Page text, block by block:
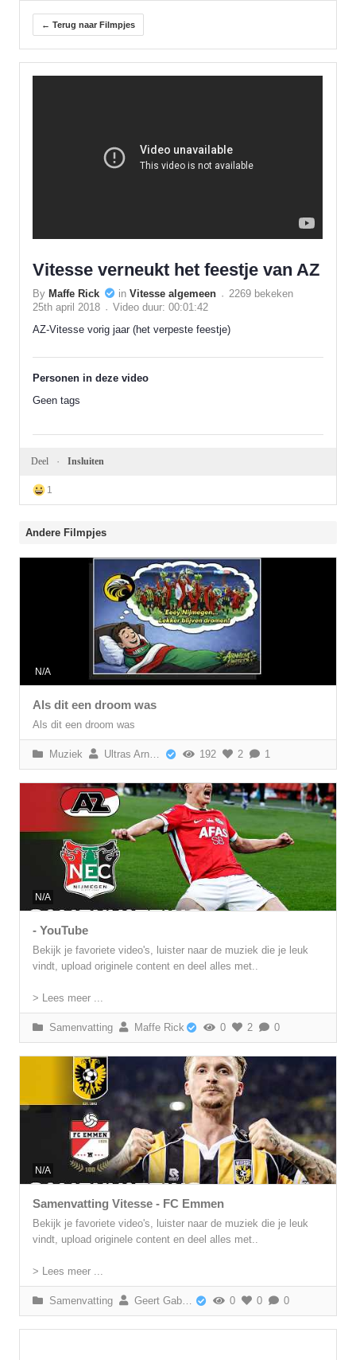
← Terug naar Filmpjes
Vitesse verneukt het feestje van AZ
By Maffe Rick in Vitesse algemeen
2269 bekeken
25th april 2018
Video duur: 00:01:42
AZ-Vitesse vorig jaar (het verpeste feestje)
Personen in deze video
Geen tags
Deel Insluiten
1
Andere Filmpjes
N/A
Als dit een droom was
Als dit een droom was
Muziek Ultras Arnhem 192 2 1
N/A
- YouTube
Bekijk je favoriete video's, luister naar de muziek die je leuk
vindt, upload originele content en deel alles met..
> Lees meer ...
Samenvatting Maffe Rick 0 2 0
N/A
Samenvatting Vitesse - FC Emmen
Bekijk je favoriete video's, luister naar de muziek die je leuk
vindt, upload originele content en deel alles met..
> Lees meer ...
Samenvatting Geert Gabriëls 0 0 0